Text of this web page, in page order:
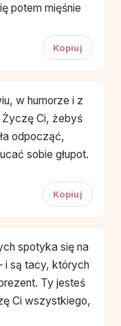
potem mięśnie
Kopiuj
w humorze i z
Życzę Ci, żebyś
odpocząć,
sobie głupot.
Kopiuj
spotyka się na
są tacy, których
Ty jesteś
Ci wszystkiego,